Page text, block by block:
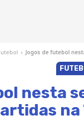
› Jogos de futebol
nesta
na